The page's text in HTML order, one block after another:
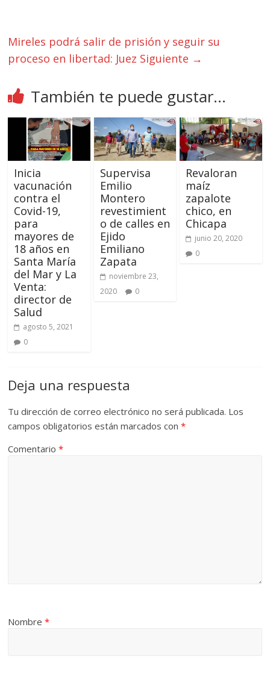
Mireles podrá salir de prisión y seguir su
proceso en libertad: Juez Siguiente →
También te puede gustar...
Inicia
vacunación
contra el
Covid-19,
para
mayores de
18 años en
Santa María
del Mar y La
Venta:
director de
Salud
agosto 5, 2021
0
Supervisa
Emilio
Montero
revestimient
o de calles en
Ejido
Emiliano
Zapata
noviembre 23,
2020
0
Revaloran
maíz
zapalote
chico, en
Chicapa
junio 20, 2020
0
Deja una respuesta
Tu dirección de correo electrónico no será publicada. Los
campos obligatorios están marcados con*
Comentario*
Nombre*